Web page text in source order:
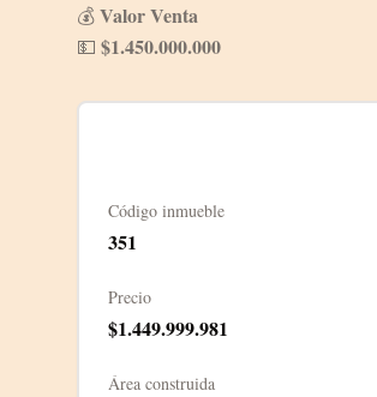
💰Valor Venta
💵 $1.450.000.000
Código inmueble
351
Precio
$1.449.999.981
Área construida